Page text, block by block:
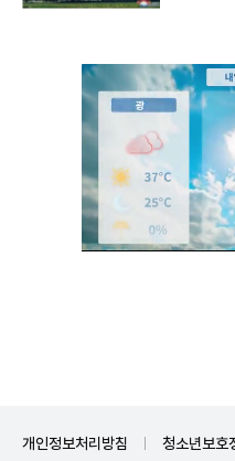
개인정보처리방침 청소년보호